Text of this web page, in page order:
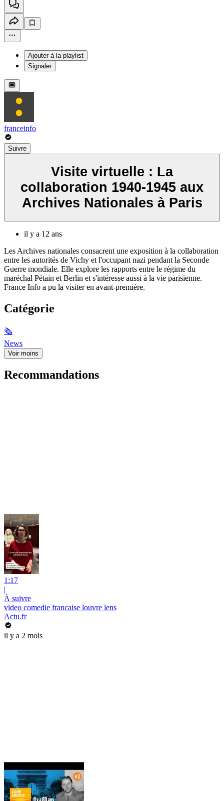
Ajouter à la playlist
Signaler
franceinfo
Suivre
Visite virtuelle : La
collaboration 1940-1945 aux
Archives Nationales à Paris
il y a 12 ans
Les Archives nationales consacrent une exposition à la collaboration
entre les autorités de Vichy et l'occupant nazi pendant la Seconde
Guerre mondiale. Elle explore les rapports entre le régime du
maréchal Pétain et Berlin et s'intéresse aussi à la vie parisienne.
France Info a pu la visiter en avant-première.
Catégorie
🗞
News
Voir moins
Recommandations
1:17
|
À suivre
video comedie francaise louvre lens
Actu.fr
il y a 2 mois